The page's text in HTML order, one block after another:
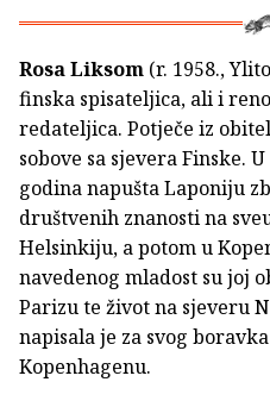
Rosa Liksom (r. 1958.,
finska spisateljica, ali i
redateljica. Potječe iz
sobove sa sjevera Finske.
godina napušta Laponiju
društvenih znanosti na
Helsinkiju, a potom u
navedenog mladost su joj
Parizu te život na sjeveru
napisala je za svog
Kopenhagenu.